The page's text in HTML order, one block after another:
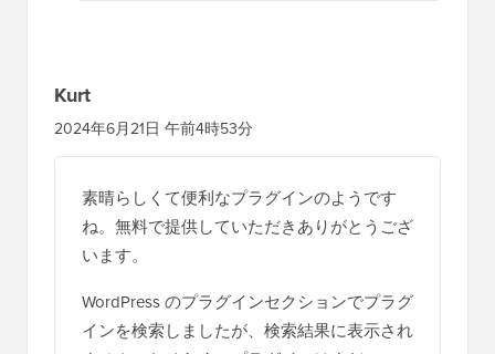
Kurt
2024年6月21日 午前4時53分
素晴らしくて便利なプラグインのようです
ね。無料で提供していただきありがとうござ
います。
WordPress のプラグインセクションでプラグ
インを検索しましたが、検索結果に表示され